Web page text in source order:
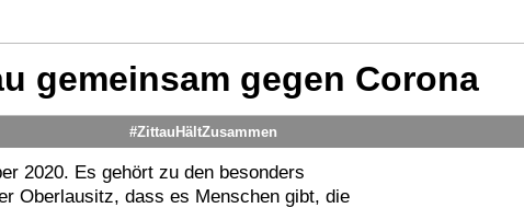
gemeinsam gegen Corona
#ZittauHältZusammen
2020. Es gehört zu den besonders
Oberlausitz, dass es Menschen gibt, die